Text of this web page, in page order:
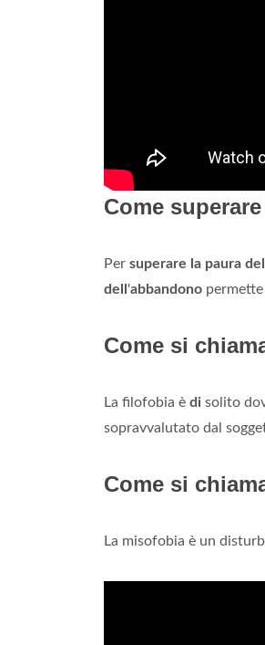
Come
Per superare la paura dell
dell 'abbandono
Come si
La filofobia è di solito
sopravvalutato dal
Come si
La misofobia è un